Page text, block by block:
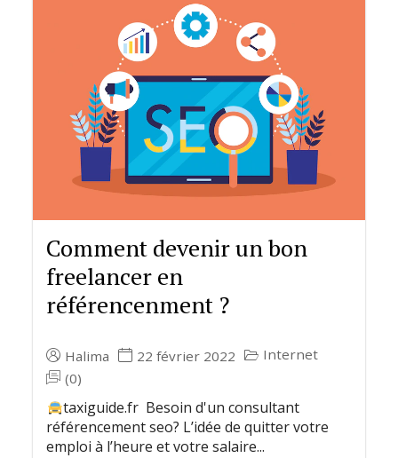
Comment devenir un bon
freelancer en
référencenment ?
Halima 22 février 2022
Internet
(0)
taxiguide.fr Besoin d'un consultant
référencement seo? L’idée de quitter votre
emploi à l’heure et votre salaire...